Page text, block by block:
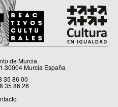
de Murcia.
Murcia España
35 86 00
35 86 26